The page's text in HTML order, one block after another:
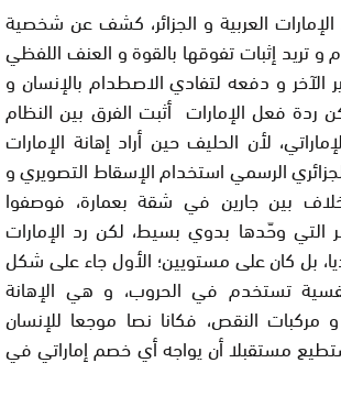
العربية و الجزائر، كشف عن شخصية
و تريد إثبات تفوقها بالقوة و العنف اللفظي
الآخر و دفعه لتفادي الاصطدام بالإنسان و
ردة فعل الإمارات أثبت الفرق بين النظام
لأن الحليف حين أراد إهانة الإمارات
الرسمي استخدام الإسقاط التصويري و
بين جارين في شقة بعمارة، فوصفوا
التي وحّدها بدوي بسيط، لكن رد الإمارات
بل كان على مستويين؛ الأول جاء على شكل
تستخدم في الحروب، و هي الإهانة
و مركبات النقص، فكانا نصا موجعا للإنسان
مستقبلا أن يواجه أي خصم إماراتي في